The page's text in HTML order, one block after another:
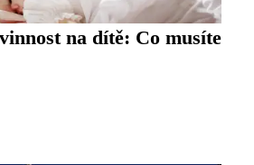
na dítě: Co musíte